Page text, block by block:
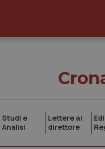
Studi e
Analisi
Lettere al
direttore